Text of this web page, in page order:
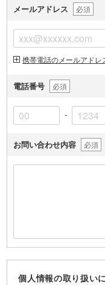
メールアドレス 必須
携帯電話のメールアド
電話番号 必須
-
お問い合わせ内容 必須
個人情報の取り扱い